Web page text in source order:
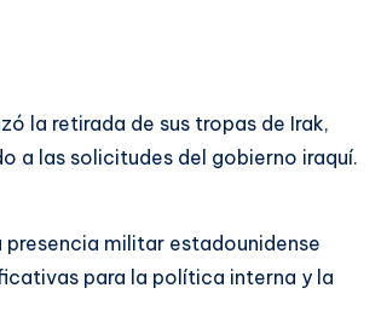
la retirada de sus tropas de Irak,
a las solicitudes del gobierno iraquí.
militar estadounidense
para la política interna y la